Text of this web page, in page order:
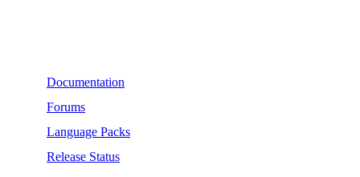
Documentation
Forums
Language Packs
Release Status